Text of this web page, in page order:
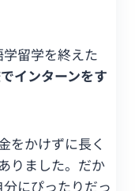
学留学を終えた
インターンをす
をかけずに長く
りました。だか
にぴったりだっ